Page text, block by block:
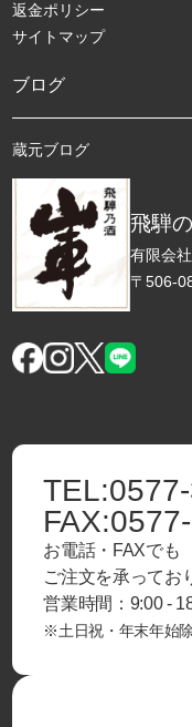
飛騨
有限会
〒506-
返金ポリシー
サイトマップ
ブログ
蔵元ブログ
TEL:
FAX:
お電話・FAXでも
ご注文を承ってお
営業時間：9:00 -
※土日祝・年末年始除